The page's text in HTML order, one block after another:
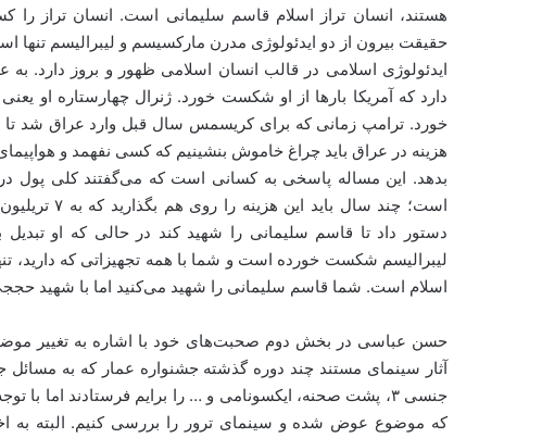
هستند، انسان تراز اسلام قاسم سلیمانی است. انسان تراز را
حقیقت بیرون از دو ایدئولوژی مدرن مارکسیسم و لیبرالیسم تنها
ایدئولوژی اسلامی در قالب انسان اسلامی ظهور و بروز دارد.
دارد که آمریکا بارها از او شکست خورد. ژنرال چهارستاره او
هزینه در عراق باید چراغ خاموش بنشینیم که کسی نفهمد و
است؛ چند سال
دستور داد تا قاسم سلیمانی را شهید کند در حالی که او
لیبرالیسم شکست خورده است و شما با همه تجهیزاتی که دارید،
اسلام است. شما قاسم سلیمانی را شهید می‌کنید اما با شهید
حسن عباسی در بخش دوم صحبت‌های خود با اشاره به تغییر
آثار سینمای مستند چند دوره گذشته جشنواره عمار که به مسائل
جنسی ۳، پشت صحنه، ایکسونامی و … را برایم فرستادند اما
که موضوع عوض شده و سینمای ترور را بررسی کنیم. البته به